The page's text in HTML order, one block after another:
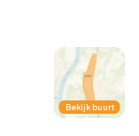
Bekijk buurt